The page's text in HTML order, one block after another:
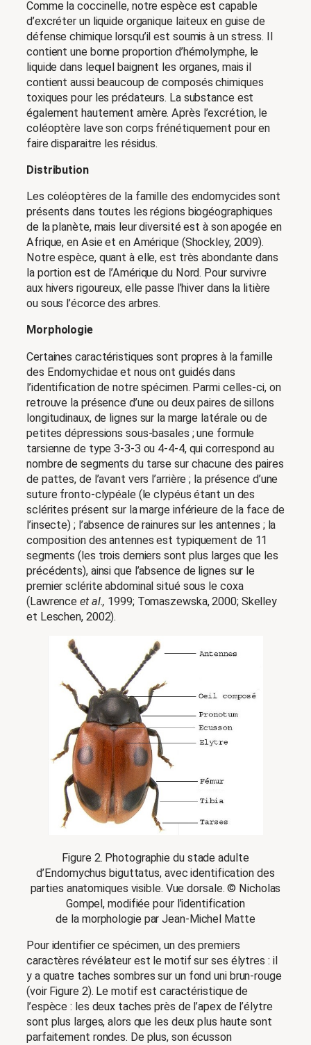
Comme la coccinelle, notre espèce est capable
d’excréter un liquide organique laiteux en guise de
défense chimique lorsqu’il est soumis à un stress. Il
contient une bonne proportion d’hémolymphe, le
liquide dans lequel baignent les organes, mais il
contient aussi beaucoup de composés chimiques
toxiques pour les prédateurs. La substance est
également hautement amère. Après l’excrétion, le
coléoptère lave son corps frénétiquement pour en
faire disparaitre les résidus.
Distribution
Les coléoptères de la famille des endomycides sont
présents dans toutes les régions biogéographiques
de la planète, mais leur diversité est à son apogée en
Afrique, en Asie et en Amérique (Shockley, 2009).
Notre espèce, quant à elle, est très abondante dans
la portion est de l’Amérique du Nord. Pour survivre
aux hivers rigoureux, elle passe l’hiver dans la litière
ou sous l’écorce des arbres.
Morphologie
Certaines caractéristiques sont propres à la famille
des Endomychidae et nous ont guidés dans
l’identification de notre spécimen. Parmi celles-ci, on
retrouve la présence d’une ou deux paires de sillons
longitudinaux, de lignes sur la marge latérale ou de
petites dépressions sous-basales ; une formule
tarsienne de type 3-3-3 ou 4-4-4, qui correspond au
nombre de segments du tarse sur chacune des paires
de pattes, de l’avant vers l’arrière ; la présence d’une
suture fronto-clypéale (le clypéus étant un des
sclérites présent sur la marge inférieure de la face de
l’insecte) ; l’absence de rainures sur les antennes ; la
composition des antennes est typiquement de 11
segments (les trois derniers sont plus larges que les
précédents), ainsi que l’absence de lignes sur le
premier sclérite abdominal situé sous le coxa
(Lawrenceet al., 1999; Tomaszewska, 2000; Skelley
et Leschen, 2002).
Figure 2. Photographie du stade adulte
d’Endomychus biguttatus, avec identification des
parties anatomiques visible. Vue dorsale. © Nicholas
Gompel, modifiée pour l’identification
de la morphologie par Jean-Michel Matte
Pour identifier ce spécimen, un des premiers
caractères révélateur est le motif sur ses élytres : il
y a quatre taches sombres sur un fond uni brun-rouge
(voir Figure 2). Le motif est caractéristique de
l’espèce : les deux taches près de l’apex de l’élytre
sont plus larges, alors que les deux plus haute sont
parfaitement rondes. De plus, son écusson